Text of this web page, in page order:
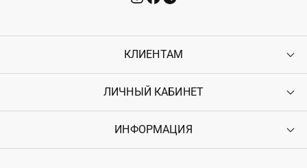
КЛИЕНТАМ
Контакты
Возврат
Гарантия
ЛИЧНЫЙ КАБИНЕТ
Войти
ИНФОРМАЦИЯ